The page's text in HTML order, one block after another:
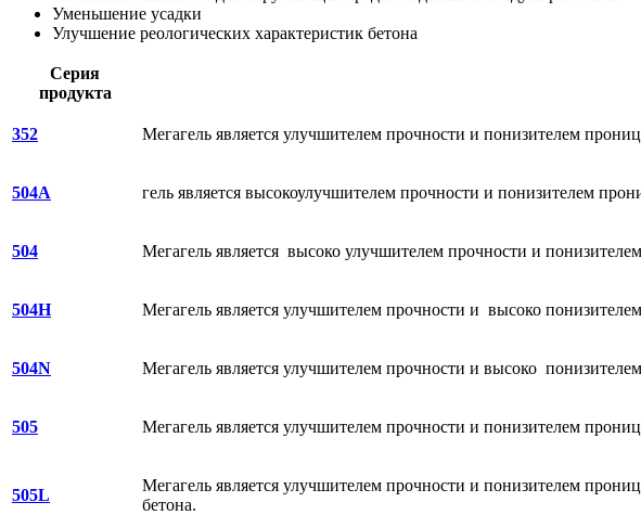
Уменьшение усадки
Улучшение реологических характеристик бетона
Серия
продукта
352 Мегагель является улучшителем прочности и понизителем
504A гель является высокоулучшителем прочности и понизителем
504 Мегагель является высоко улучшителем прочности и
504H Мегагель является улучшителем прочности и высоко
504N Мегагель является улучшителем прочности и высоко
505 Мегагель является улучшителем прочности и понизителем
505L
Мегагель является улучшителем прочности и понизителем
бетона.